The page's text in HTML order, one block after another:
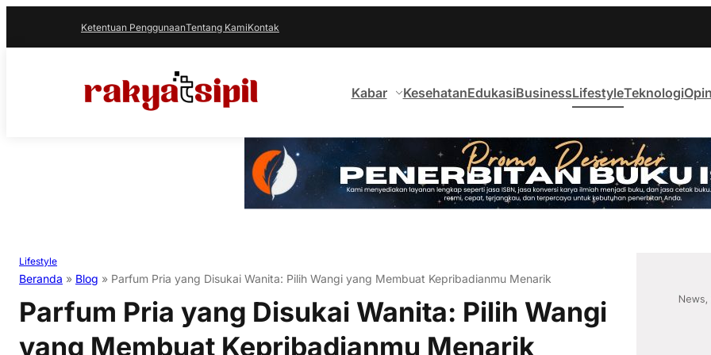
Ketentuan PenggunaanTentang KamiKontak
Kabar KesehatanEdukasiBusinessLifestyleTeknologi
Lifestyle
Beranda » Blog » Parfum Pria yang Disukai Wanita: Pilih Wangi yang Membuat Kepribadianmu Menarik
Parfum Pria yang Disukai Wanita: Pilih Wangi
yang Membuat Kepribadianmu Menarik